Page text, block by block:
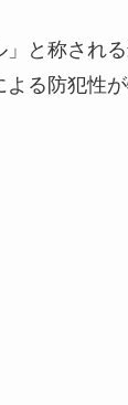
」と称され
る防犯性が